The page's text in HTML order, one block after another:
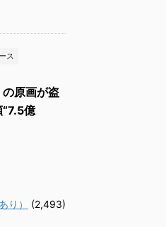
ス
の原画が盗
億
り）
(2,493)